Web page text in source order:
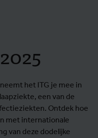
het ITG je mee in
een van de
Ontdek hoe
met internationale
van deze dodelijke